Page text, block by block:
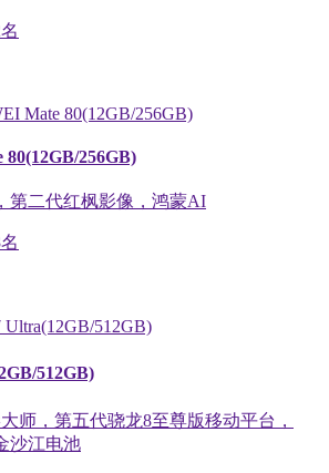
名
256GB)
第二代红枫影像，鸿蒙AI
名
512GB)
师，第五代骁龙8至尊版移动平台，
沙江电池